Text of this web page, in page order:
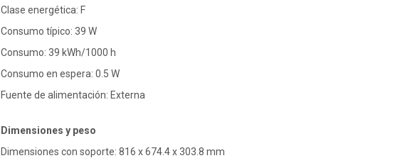
Clase energética: F
Consumo típico: 39 W
Consumo: 39 kWh/1000 h
Consumo en espera: 0.5 W
Fuente de alimentación: Externa
Dimensiones y peso
Dimensiones con soporte: 816 x 674.4 x 303.8 mm